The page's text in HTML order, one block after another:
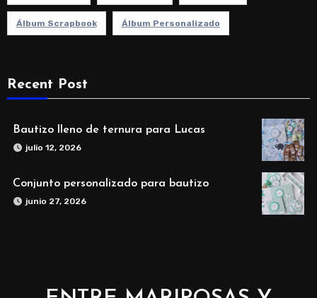
Álbum Scrapbook Álbum Personalizado
Recent Post
Bautizo lleno de ternura para Lucas
julio 12, 2026
Conjunto personalizado para bautizo
junio 27, 2026